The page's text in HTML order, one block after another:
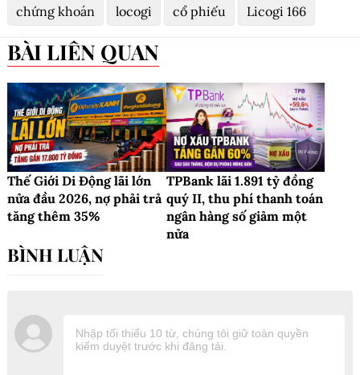
chứng khoán locogi cổ phiếu Licogi 166
BÀI LIÊN QUAN
Thế Giới Di Động lãi lớn
nửa đầu 2026, nợ phải trả
tăng thêm 35%
TPBank lãi 1.891 tỷ đồng
quý II, thu phí thanh toán
ngân hàng số giảm một
nửa